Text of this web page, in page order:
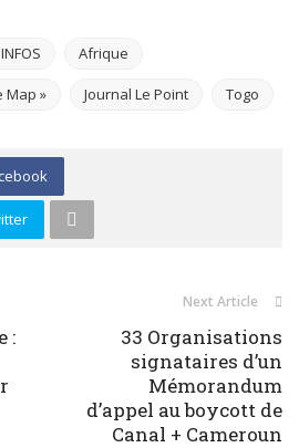
Afrique
Map » Journal Le Point Togo
:
Next Article
33 Organisations
signataires d’un
Mémorandum
d’appel au boycott de
Canal + Cameroun